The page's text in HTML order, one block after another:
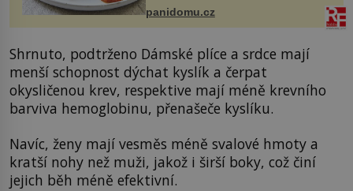
panidomu.cz
Shrnuto, podtrženo Dámské plíce a srdce mají
menší schopnost dýchat kyslík a čerpat
okysličenou krev, respektive mají méně krevního
barviva hemoglobinu, přenašeče kyslíku.
Navíc, ženy mají vesměs méně svalové hmoty a
kratší nohy než muži, jakož i širší boky, což činí
jejich běh méně efektivní.